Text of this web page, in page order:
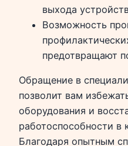
выхода
Возможность
предотвращают
Обращение в
позволит вам
оборудования и
работоспособности в
Благодаря опытным